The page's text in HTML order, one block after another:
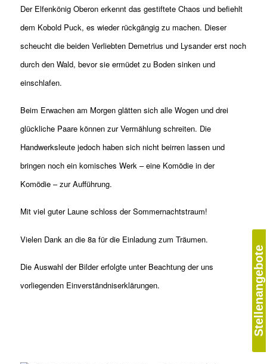
Stellenangebote
Der Elfenkönig Oberon erkennt das gestiftete Chaos und befiehlt
dem Kobold Puck, es wieder rückgängig zu machen. Dieser
scheucht die beiden Verliebten Demetrius und Lysander erst noch
durch den Wald, bevor sie ermüdet zu Boden sinken und
einschlafen.
Beim Erwachen am Morgen glätten sich alle Wogen und drei
glückliche Paare können zur Vermählung schreiten. Die
Handwerksleute jedoch haben sich nicht beirren lassen und
bringen noch ein komisches Werk – eine Komödie in der
Komödie – zur Aufführung.
Mit viel guter Laune schloss der Sommernachtstraum!
Vielen Dank an die 8a für die Einladung zum Träumen.
Die Auswahl der Bilder erfolgte unter Beachtung der uns
vorliegenden Einverständniserklärungen.